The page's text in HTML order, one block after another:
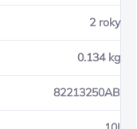
2 roky
0.134 kg
82213250AB